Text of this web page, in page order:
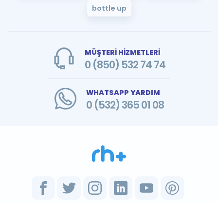
bottle up
MÜŞTERİ HİZMETLERİ
0 (850) 532 74 74
WHATSAPP YARDIM
0 (532) 365 01 08